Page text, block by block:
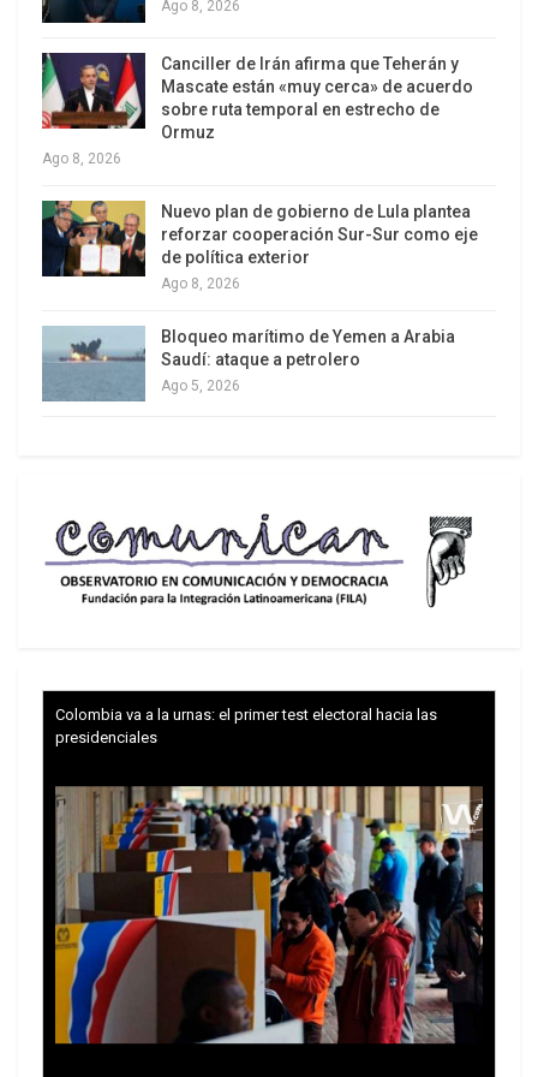
de los cuales pagan una parte, pero la diferencia
también deben capitalizarla y refinanciarla. No
pueden pagar los intereses de la deuda y
acumulan en un monto que crece en forma
exponencial.
El cuadro financiero y de deuda demuestra la
difícil situación. Es cierto que el Banco Central no
financia directamente al Tesoro de la Nación, pero
la Base Monetaria (que es la cantidad de dinero
creado y puesto en circulación por el BCRA) creció
con la actual administración mucho más que la
Ago 8, 2026
Canciller de Irán afirma que Teherán y
Mascate están «muy cerca» de acuerdo
sobre ruta temporal en estrecho de
Ormuz
Ago 8, 2026
Nuevo plan de gobierno de Lula plantea
reforzar cooperación Sur-Sur como eje
de política exterior
Ago 8, 2026
Bloqueo marítimo de Yemen a Arabia
Saudí: ataque a petrolero
Ago 5, 2026
Colombia va a la urnas: el primer test electoral hacia las
presidenciales